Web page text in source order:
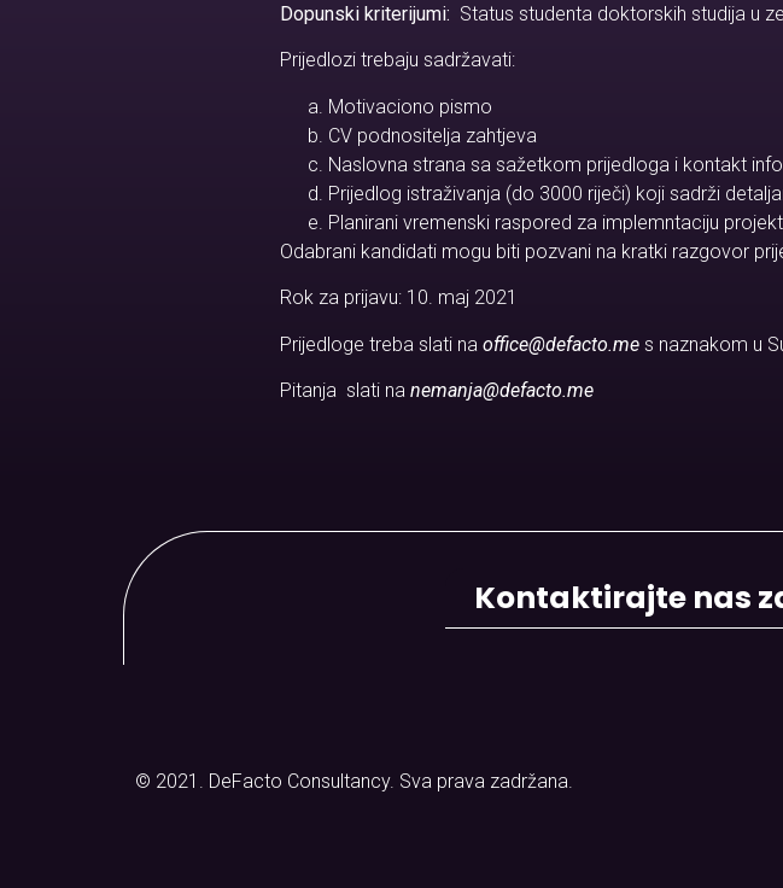
Dopunski kriterijumi: Status studenta doktorskih studija u
Prijedlozi trebaju sadržavati:
Motivaciono pismo
CV podnositelja zahtjeva
Naslovna strana sa sažetkom prijedloga i kontakt
Prijedlog istraživanja (do 3000 riječi) koji sadrži
Planirani vremenski raspored za implemntaciju
Odabrani kandidati mogu biti pozvani na kratki razgovor
Rok za prijavu: 10. maj 2021
Prijedloge treba slati na office@defacto.me s naznakom u
Pitanja slati na nemanja@defacto.me
Kontaktirajte nas
© 2021. DeFacto Consultancy. Sva prava zadržana.